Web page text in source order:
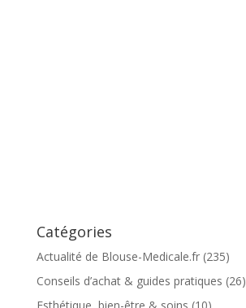
Catégories
Actualité de Blouse-Medicale.fr(235)
Conseils d’achat & guides pratiques (26)
Esthétique, bien-être & soins (10)